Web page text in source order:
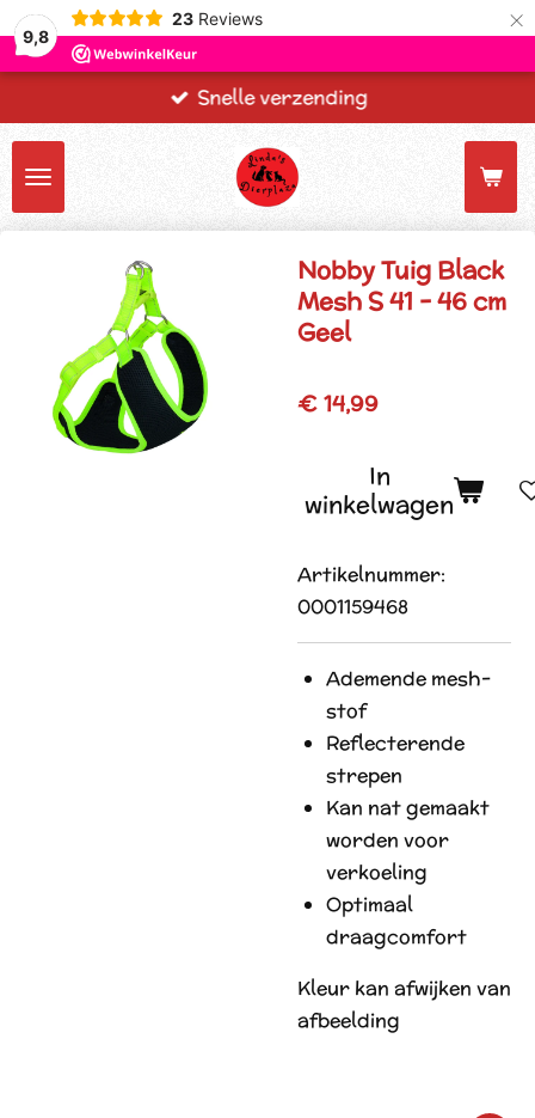
9,8
23 Reviews ×
Snelle verzending
Nobby Tuig Black
Mesh S 41 - 46 cm
Geel
€ 14,99
In
winkelwagen
Artikelnummer:
0001159468
Ademende mesh-
stof
Reflecterende
strepen
Kan nat gemaakt
worden voor
verkoeling
Optimaal
draagcomfort
Kleur kan afwijken van
afbeelding